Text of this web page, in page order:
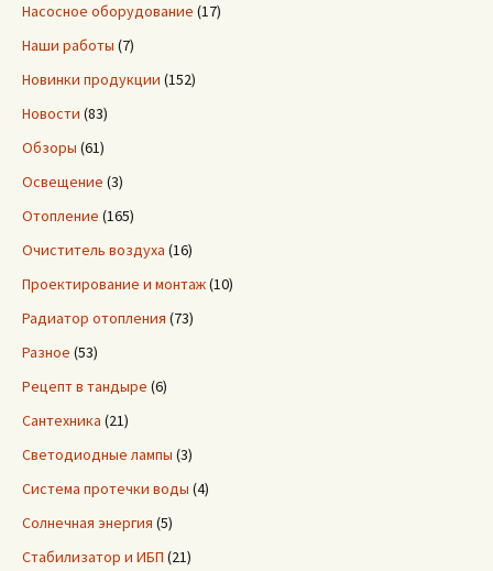
Насосное оборудование (17)
Наши работы (7)
Новинки продукции (152)
Новости (83)
Обзоры (61)
Освещение (3)
Отопление (165)
Очиститель воздуха (16)
Проектирование и монтаж(10)
Радиатор отопления (73)
Разное (53)
Рецепт в тандыре (6)
Сантехника (21)
Светодиодные лампы (3)
Система протечки воды (4)
Солнечная энергия (5)
Стабилизатор и ИБП (21)